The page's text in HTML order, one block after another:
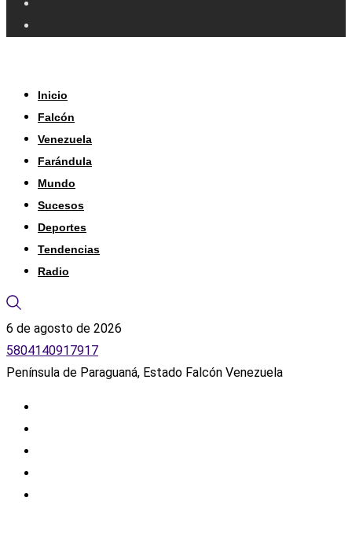
Inicio
Falcón
Venezuela
Farándula
Mundo
Sucesos
Deportes
Tendencias
Radio
6 de agosto de 2026
5804140917917
Península de Paraguaná, Estado Falcón Venezuela